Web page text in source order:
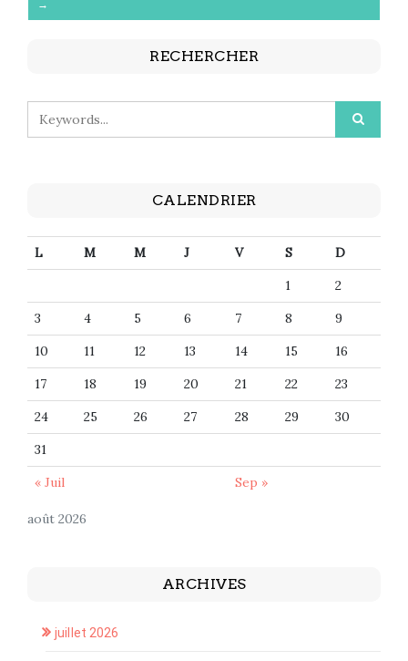
→
RECHERCHER
CALENDRIER
août 2026
L M M J V S
D
1
2
3
4 5 6 7 8
9
10
11 12 13 14 15
16
17
18 19 20 21 22
23
24
25 26 27 28 29
30
31
« Juil
Sep »
ARCHIVES
juillet 2026